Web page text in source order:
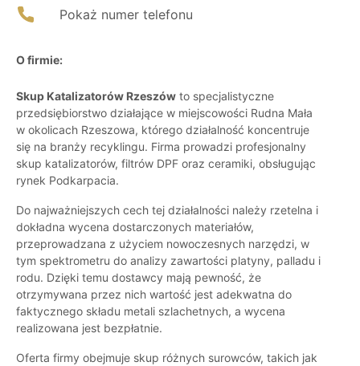
Pokaż numer telefonu
O firmie:
Skup Katalizatorów Rzeszów to specjalistyczne
przedsiębiorstwo działające w miejscowości Rudna Mała
w okolicach Rzeszowa, którego działalność koncentruje
się na branży recyklingu. Firma prowadzi profesjonalny
skup katalizatorów, filtrów DPF oraz ceramiki, obsługując
rynek Podkarpacia.
Do najważniejszych cech tej działalności należy rzetelna i
dokładna wycena dostarczonych materiałów,
przeprowadzana z użyciem nowoczesnych narzędzi, w
tym spektrometru do analizy zawartości platyny, palladu i
rodu. Dzięki temu dostawcy mają pewność, że
otrzymywana przez nich wartość jest adekwatna do
faktycznego składu metali szlachetnych, a wycena
realizowana jest bezpłatnie.
Oferta firmy obejmuje skup różnych surowców, takich jak